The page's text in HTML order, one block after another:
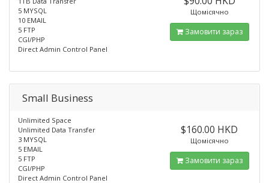
5 MYSQL
10 EMAIL
5 FTP
CGI/PHP
Direct Admin Control Panel
Щомісячно
Замовити зараз
Small Business
Unlimited Space
Unlimited Data Transfer
3 MYSQL
5 EMAIL
5 FTP
CGI/PHP
Direct Admin Control Panel
$160.00 HKD
Щомісячно
Замовити зараз